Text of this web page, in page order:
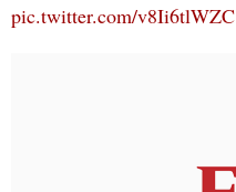
pic.twitter.com/v8Ii6tlWZC